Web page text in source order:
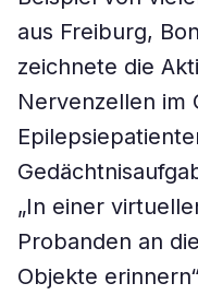
aus Freiburg,
zeichnete die
Nervenzellen im
„In einer
Probanden an
Objekte